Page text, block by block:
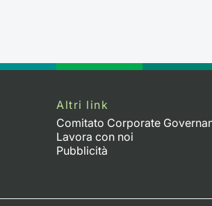
Altri link
Comitato Corporate
Lavora con noi
Pubblicità